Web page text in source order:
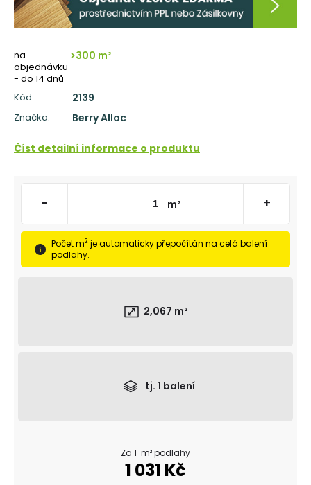
na
objednávku
- do 14 dnů
>300 m²
Kód: 2139
Značka: Berry Alloc
Číst detailní informace o produktu
- m² +
Počet m2 je automaticky přepočítán na celá balení
podlahy.
2,067 m²
tj. 1 balení
Za 1 m² podlahy
1 031 Kč
č
u
e
m
e
TŘÍVRSTVÁ
PODLAHA
DUB
803
Kč
Původně:
160